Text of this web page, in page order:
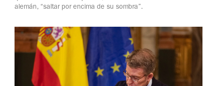
alemán, “saltar por encima de su sombra”.